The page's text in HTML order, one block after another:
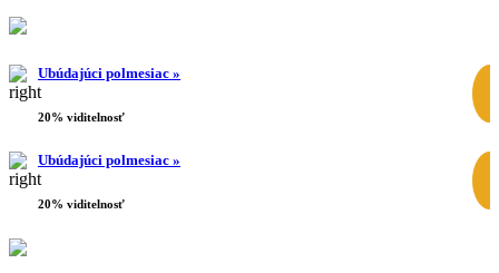
Ubúdajúci polmesiac »
20% viditelnosť
Ubúdajúci polmesiac »
20% viditelnosť